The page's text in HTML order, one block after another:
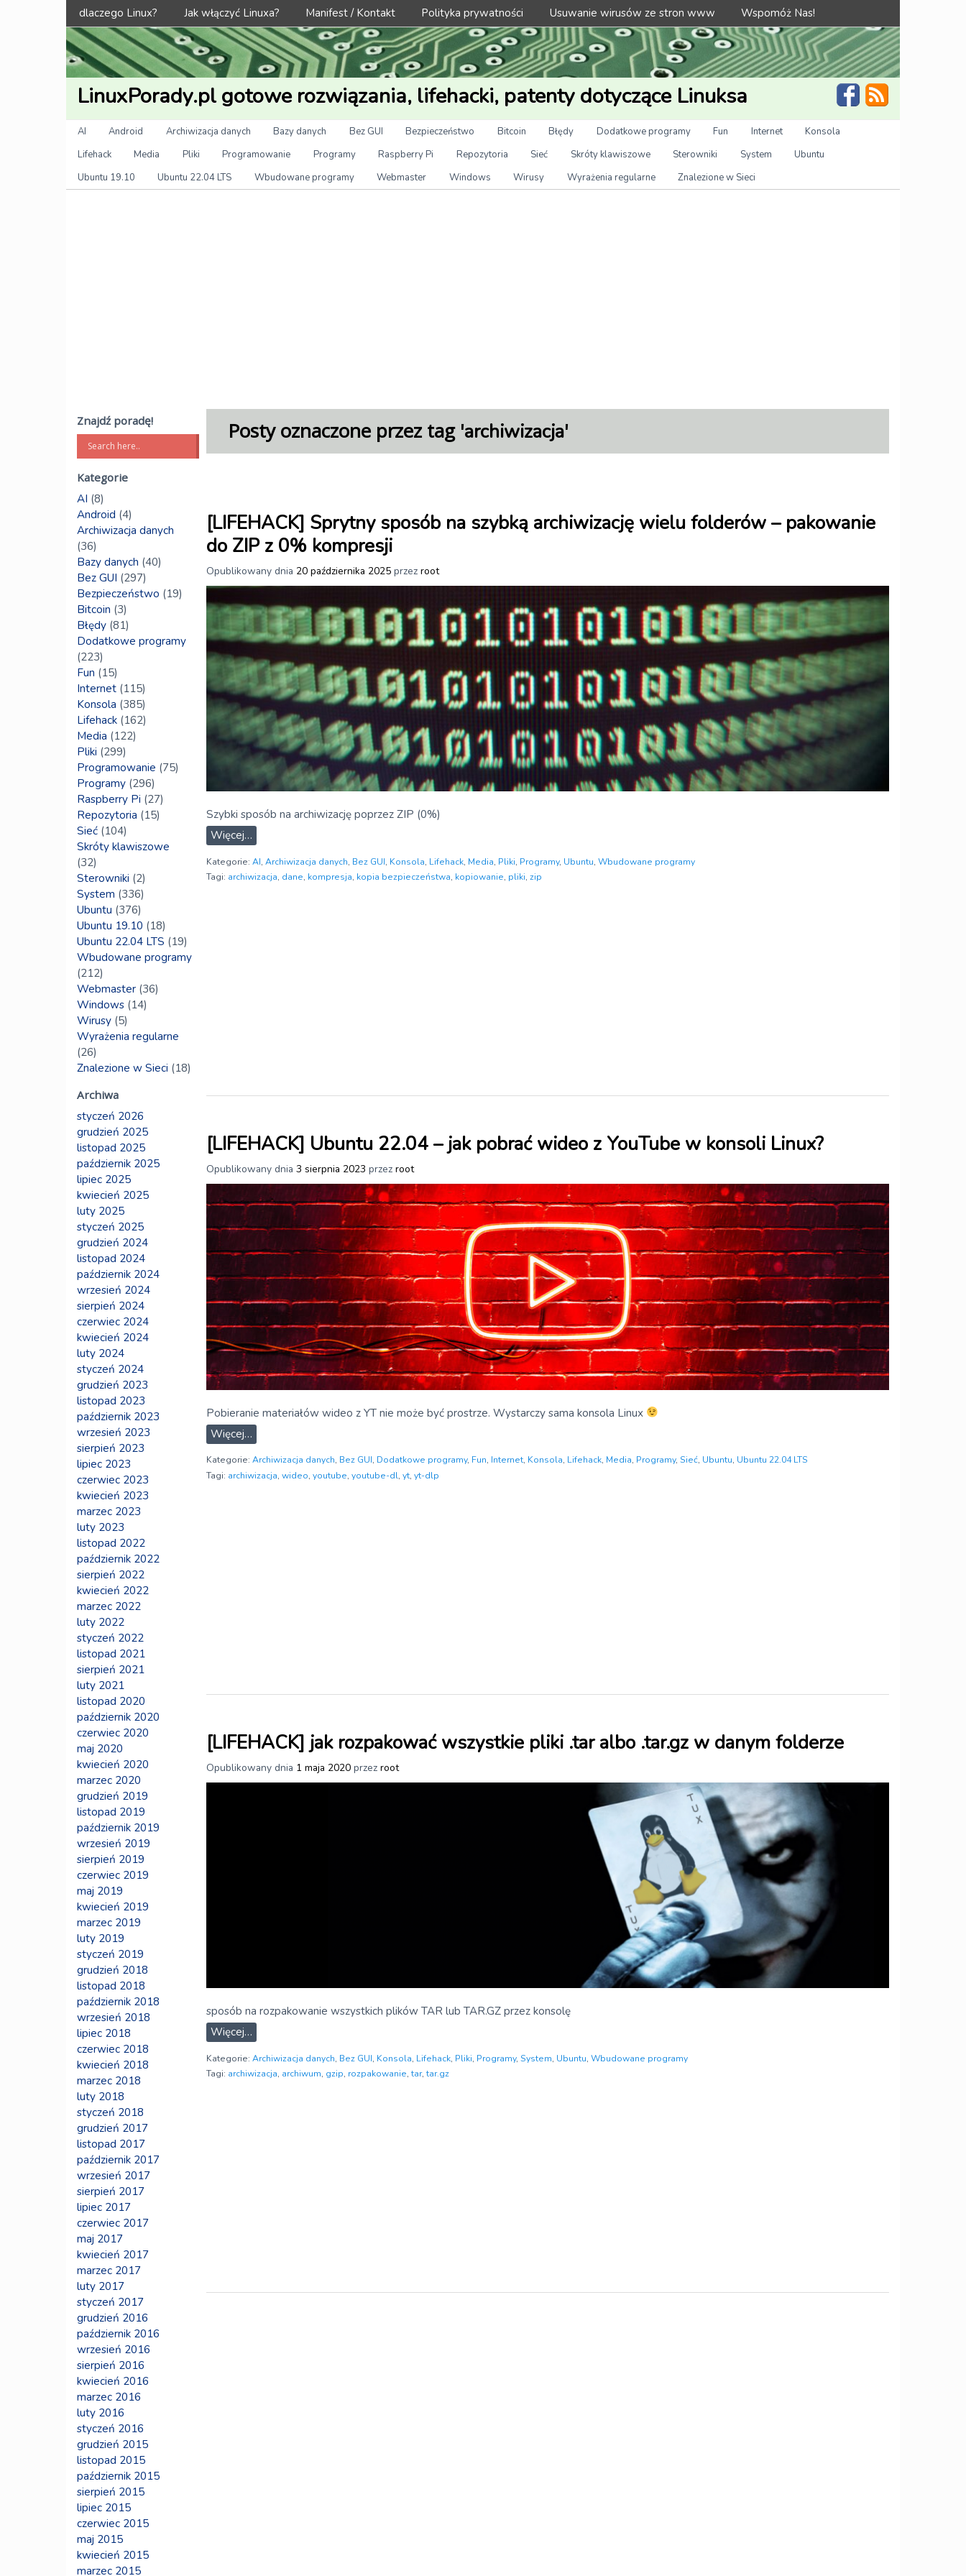
Menu
dlaczego Linux? Jak włączyć Linuxa? Manifest / Kontakt Polityka prywatności Usuwanie wirusów ze stron www Wspomóż Nas!
LinuxPorady.pl gotowe rozwiązania, lifehacki, patenty dotyczące Linuksa
Kategorie
AI Android Archiwizacja danych Bazy danych Bez GUI Bezpieczeństwo Bitcoin Błędy Dodatkowe programy Fun Internet
Konsola
Lifehack
Media Pliki Programowanie Programy Raspberry Pi Repozytoria Sieć Skróty klawiszowe Sterowniki System
Ubuntu
Ubuntu 19.10
Ubuntu 22.04 LTS Wbudowane programy Webmaster Windows Wirusy Wyrażenia regularne Znalezione w Sieci
Posty oznaczone przez tag 'archiwizacja'
[LIFEHACK] Sprytny sposób na szybką archiwizację wielu folderów – pakowanie
do ZIP z 0% kompresji
Opublikowany dnia 20 października 2025 przez root
Szybki sposób na archiwizację poprzez ZIP (0%)
Więcej…
Kategorie: AI, Archiwizacja danych, Bez GUI, Konsola, Lifehack, Media, Pliki, Programy, Ubuntu, Wbudowane programy
Tagi: archiwizacja, dane, kompresja, kopia bezpieczeństwa, kopiowanie, pliki, zip
[LIFEHACK] Ubuntu 22.04 – jak pobrać wideo z YouTube w konsoli Linux?
Opublikowany dnia 3 sierpnia 2023 przez root
Pobieranie materiałów wideo z YT nie może być prostrze. Wystarczy sama konsola Linux
Więcej…
Kategorie: Archiwizacja danych, Bez GUI, Dodatkowe programy, Fun, Internet, Konsola, Lifehack, Media, Programy, Sieć, Ubuntu, Ubuntu 22.04 LTS
Tagi: archiwizacja, wideo, youtube, youtube-dl, yt, yt-dlp
[LIFEHACK] jak rozpakować wszystkie pliki .tar albo .tar.gz w danym folderze
Opublikowany dnia 1 maja 2020 przez root
sposób na rozpakowanie wszystkich plików TAR lub TAR.GZ przez konsolę
Więcej…
Kategorie: Archiwizacja danych, Bez GUI, Konsola, Lifehack, Pliki, Programy, System, Ubuntu, Wbudowane programy
Tagi: archiwizacja, archiwum, gzip, rozpakowanie,tar,tar.gz
Znajdź poradę!
Kategorie
AI (8)
Android (4)
Archiwizacja danych
(36)
Bazy danych (40)
Bez GUI (297)
Bezpieczeństwo (19)
Bitcoin (3)
Błędy (81)
Dodatkowe programy
(223)
Fun (15)
Internet (115)
Konsola (385)
Lifehack (162)
Media (122)
Pliki (299)
Programowanie (75)
Programy (296)
Raspberry Pi (27)
Repozytoria (15)
Sieć (104)
Skróty klawiszowe
(32)
Sterowniki (2)
System (336)
Ubuntu (376)
Ubuntu 19.10 (18)
Ubuntu 22.04 LTS (19)
Wbudowane programy
(212)
Webmaster (36)
Windows (14)
Wirusy (5)
Wyrażenia regularne
(26)
Znalezione w Sieci (18)
Archiwa
styczeń 2026
grudzień 2025
listopad 2025
październik 2025
lipiec 2025
kwiecień 2025
luty 2025
styczeń 2025
grudzień 2024
listopad 2024
październik 2024
wrzesień 2024
sierpień 2024
czerwiec 2024
kwiecień 2024
luty 2024
styczeń 2024
grudzień 2023
listopad 2023
październik 2023
wrzesień 2023
sierpień 2023
lipiec 2023
czerwiec 2023
kwiecień 2023
marzec 2023
luty 2023
listopad 2022
październik 2022
sierpień 2022
kwiecień 2022
marzec 2022
luty 2022
styczeń 2022
listopad 2021
sierpień 2021
luty 2021
listopad 2020
październik 2020
czerwiec 2020
maj 2020
kwiecień 2020
marzec 2020
grudzień 2019
listopad 2019
październik 2019
wrzesień 2019
sierpień 2019
czerwiec 2019
maj 2019
kwiecień 2019
marzec 2019
luty 2019
styczeń 2019
grudzień 2018
listopad 2018
październik 2018
wrzesień 2018
lipiec 2018
czerwiec 2018
kwiecień 2018
marzec 2018
luty 2018
styczeń 2018
grudzień 2017
listopad 2017
październik 2017
wrzesień 2017
sierpień 2017
lipiec 2017
czerwiec 2017
maj 2017
kwiecień 2017
marzec 2017
luty 2017
styczeń 2017
grudzień 2016
październik 2016
wrzesień 2016
sierpień 2016
kwiecień 2016
marzec 2016
luty 2016
styczeń 2016
grudzień 2015
listopad 2015
październik 2015
sierpień 2015
lipiec 2015
czerwiec 2015
maj 2015
kwiecień 2015
marzec 2015